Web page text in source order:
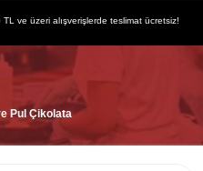
ve üzeri alışverişlerde teslimat ücretsiz!
Pul Çikolata